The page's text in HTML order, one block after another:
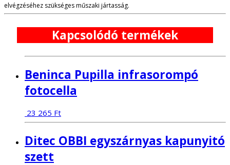
elvégzéséhez szükséges műszaki jártasság.
Kapcsolódó termékek
Beninca Pupilla infrasorompó
fotocella
23 265 Ft
Ditec OBBI egyszárnyas kapunyitó
szett